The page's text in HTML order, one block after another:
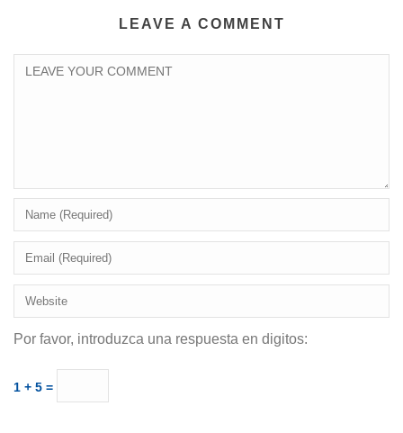
LEAVE A COMMENT
Por favor, introduzca una respuesta en digitos:
1 + 5 =